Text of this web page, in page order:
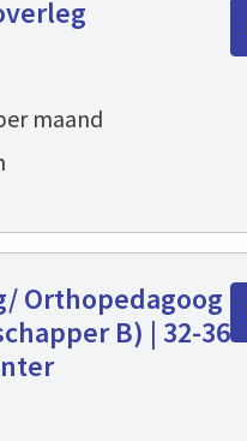
maand
Orthopedagoog
B) | 32-36